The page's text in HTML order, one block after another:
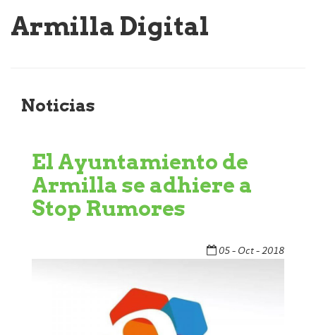
Armilla Digital
Noticias
El Ayuntamiento de
Armilla se adhiere a
Stop Rumores
05 - Oct - 2018